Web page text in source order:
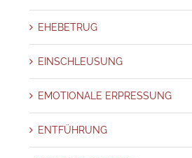
EHEBETRUG
EINSCHLEUSUNG
EMOTIONALE ERPRESSUNG
ENTFÜHRUNG